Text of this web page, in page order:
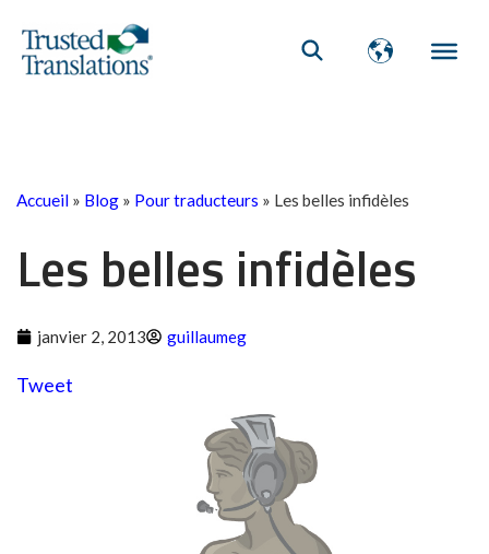
Accueil » Blog » Pour traducteurs » Les belles infidèles
Les belles infidèles
janvier 2, 2013 guillaumeg
Tweet